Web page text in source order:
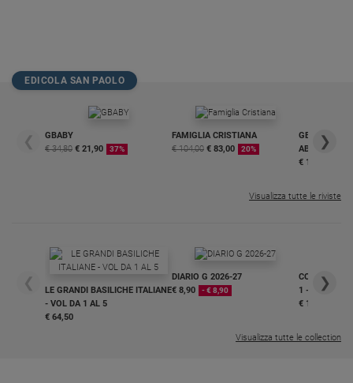
EDICOLA SAN PAOLO
❮
GBABY
€ 34,80 € 21,90 37%
FAMIGLIA CRISTIANA
€ 104,00 € 83,00 20%
GBABY
€ 16,99
❯
Visualizza tutte le riviste
❮
LE GRANDI BASILICHE ITALIANE
- VOL DA 1 AL 5
€ 64,50
DIARIO G 2026-27
€ 8,90
- € 8,90
COLLANA
1 - 2
€ 18,50
❯
Visualizza tutte le collection